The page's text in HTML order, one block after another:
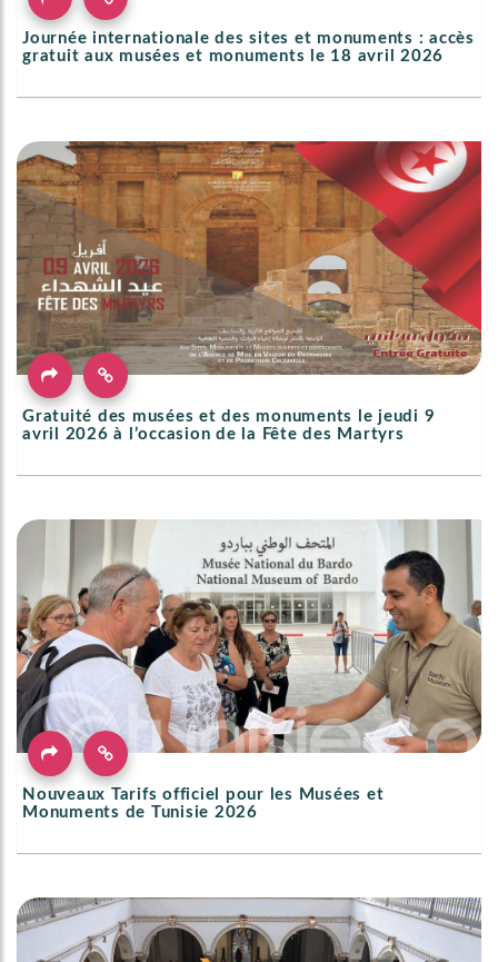
Journée internationale des sites et monuments : accès
gratuit aux musées et monuments le 18 avril 2026
Gratuité des musées et des monuments le jeudi 9
avril 2026 à l’occasion de la Fête des Martyrs
Nouveaux Tarifs officiel pour les Musées et
Monuments de Tunisie 2026